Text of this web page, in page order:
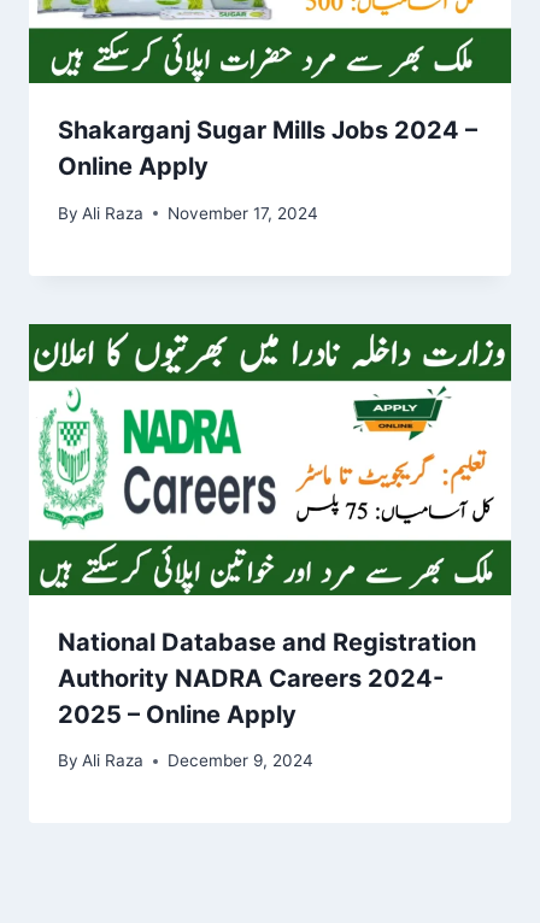
Shakarganj Sugar Mills Jobs 2024 –
Online Apply
By Ali Raza November 17, 2024
National Database and Registration
Authority NADRA Careers 2024-
2025 – Online Apply
By Ali Raza December 9, 2024